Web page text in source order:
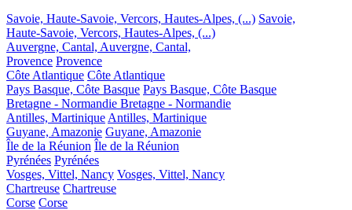
Savoie, Haute-Savoie, Vercors, Hautes-Alpes, (...) Savoie,
Haute-Savoie, Vercors, Hautes-Alpes, (...)
Auvergne, Cantal, Auvergne, Cantal,
Provence Provence
Côte Atlantique Côte Atlantique
Pays Basque, Côte Basque Pays Basque, Côte Basque
Bretagne - Normandie Bretagne - Normandie
Antilles, Martinique Antilles, Martinique
Guyane, Amazonie Guyane, Amazonie
Île de la Réunion Île de la Réunion
Pyrénées Pyrénées
Vosges, Vittel, Nancy Vosges, Vittel, Nancy
Chartreuse Chartreuse
Corse Corse